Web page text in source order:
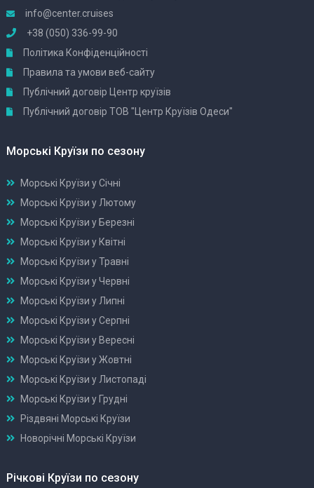
info@center.cruises
+38 (050) 336-99-90
Політика Конфіденційності
Правила та умови веб-сайту
Публічний договір Центр круїзів
Публічний договір ТОВ "Центр Круїзів Одеси"
Морські Круїзи по сезону
Морські Круїзи у Січні
Морські Круїзи у Лютому
Морські Круїзи у Березні
Морські Круїзи у Квітні
Морські Круїзи у Травні
Морські Круїзи у Червні
Морські Круїзи у Липні
Морські Круїзи у Серпні
Морські Круїзи у Вересні
Морські Круїзи у Жовтні
Морські Круїзи у Листопаді
Морські Круїзи у Грудні
Різдвяні Морські Круїзи
Новорічні Морські Круїзи
Річкові Круїзи по сезону